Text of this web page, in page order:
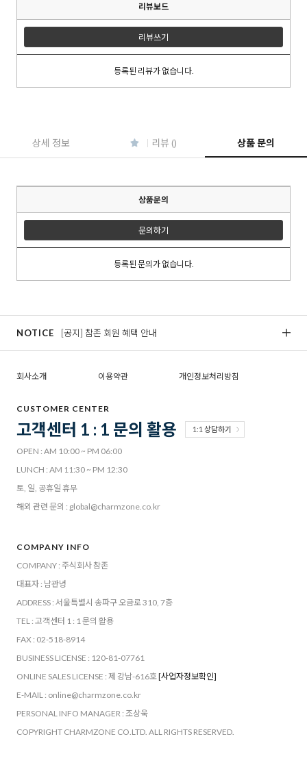
이코 라이프 하
리뷰보드
리뷰쓰기
등록된 리뷰가 없습니다.
상세 정보 리뷰 () 상품 문의
상품문의
문의하기
등록된 문의가 없습니다.
NOTICE [공지] 참존 회원 혜택 안내
회사소개 이용약관 개인정보처리방침
CUSTOMER CENTER
고객센터 1 : 1 문의 활용 1:1 상담하기
OPEN : AM 10:00 ~ PM 06:00
LUNCH : AM 11:30 ~ PM 12:30
토, 일, 공휴일 휴무
해외 관련 문의 : global@charmzone.co.kr
COMPANY INFO
COMPANY : 주식회사 참존
대표자 : 남관녕
ADDRESS : 서울특별시 송파구 오금로 310, 7층
TEL : 고객센터 1 : 1 문의 활용
FAX : 02-518-8914
BUSINESS LICENSE : 120-81-07761
ONLINE SALES LICENSE : 제 강남-616호[사업자정보확인]
E-MAIL : online@charmzone.co.kr
PERSONAL INFO MANAGER : 조상욱
COPYRIGHT CHARMZONE CO.LTD. ALL RIGHTS RESERVED.